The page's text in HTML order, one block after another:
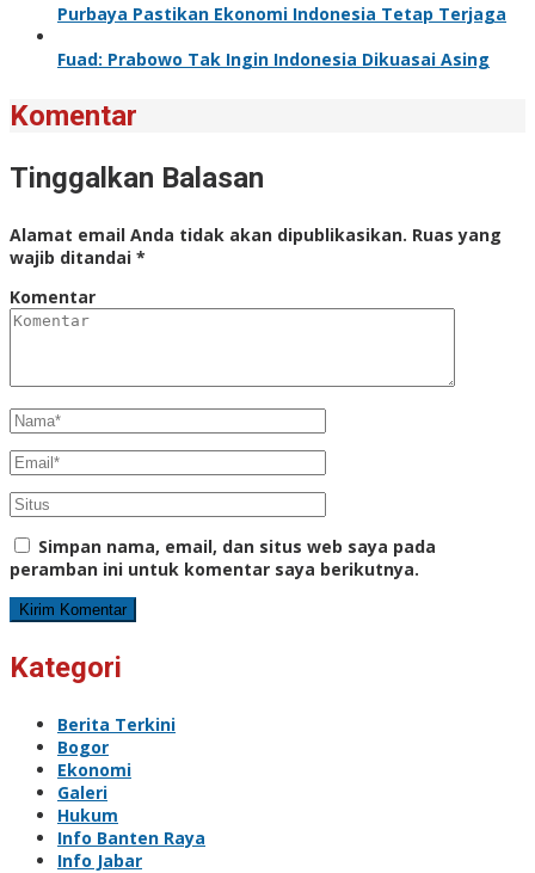
Purbaya Pastikan Ekonomi Indonesia Tetap Terjaga
Fuad: Prabowo Tak Ingin Indonesia Dikuasai Asing
Komentar
Tinggalkan Balasan
Alamat email Anda tidak akan dipublikasikan. Ruas yang
wajib ditandai *
Komentar
Simpan nama, email, dan situs web saya pada
peramban ini untuk komentar saya berikutnya.
Kategori
Berita Terkini
Bogor
Ekonomi
Galeri
Hukum
Info Banten Raya
Info Jabar